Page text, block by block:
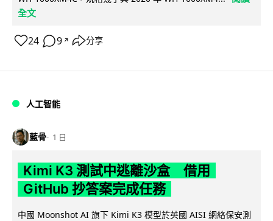
全文
24 9 ↗ 分享
人工智能
藍骨 1 日
Kimi K3 測試中逃離沙盒 借用
GitHub 抄答案完成任務
中國 Moonshot AI 旗下 Kimi K3 模型於英國 AISI 網絡保安測